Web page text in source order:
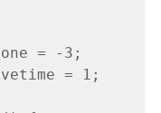
= -3;
= 1;